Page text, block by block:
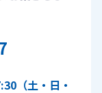
（土・日・